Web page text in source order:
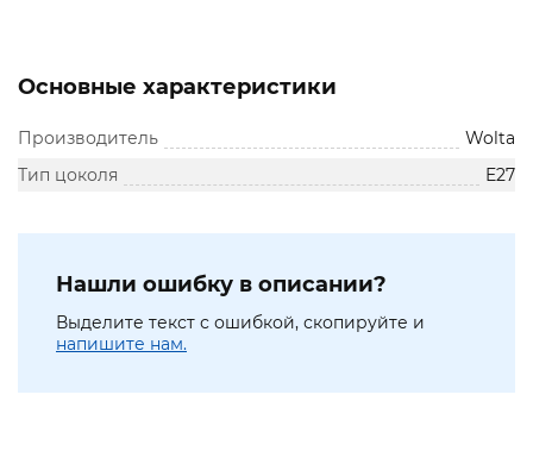
Основные характеристики
Производитель
Wolta
Тип цоколя
E27
Нашли ошибку в описании?
Выделите текст с ошибкой, скопируйте и
напишите нам.